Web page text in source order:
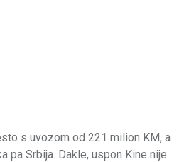
s uvozom od 221 milion KM, a
pa Srbija. Dakle, uspon Kine nije